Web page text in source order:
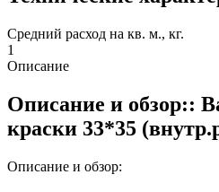
Средний расход на кв. м., кг.
1
Описание
Описание и обзор::
краски 33*35
Описание и обзор: